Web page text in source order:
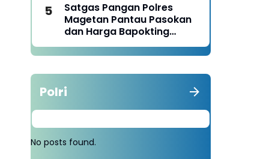
Satgas Pangan Polres
Magetan Pantau Pasokan
dan Harga Bapokting
Pascalebaran
Polri
No posts found.